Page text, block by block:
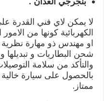
لا يمكن لاي فني القدرة
الكهربائية كونها من
او مهندس ذو مهارة
شحن البطاريات و تبديلها
والتأكد من سلامة
بالحصول على سيارة
ممتاز.